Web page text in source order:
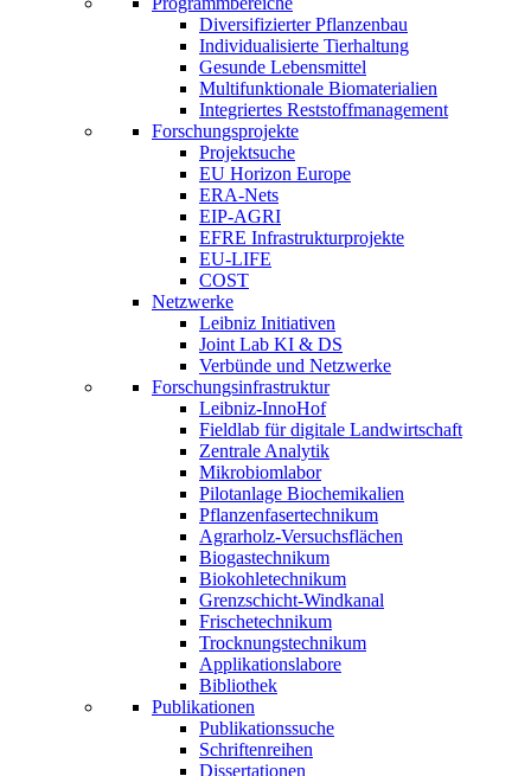
Diversifizierter Pflanzenbau
Individualisierte Tierhaltung
Gesunde Lebensmittel
Multifunktionale Biomaterialien
Integriertes Reststoffmanagement
Forschungsprojekte
Projektsuche
EU Horizon Europe
ERA-Nets
EIP-AGRI
EFRE Infrastrukturprojekte
EU-LIFE
COST
Netzwerke
Leibniz Initiativen
Joint Lab KI & DS
Verbünde und Netzwerke
Forschungsinfrastruktur
Leibniz-InnoHof
Fieldlab für digitale Landwirtschaft
Zentrale Analytik
Mikrobiomlabor
Pilotanlage Biochemikalien
Pflanzenfasertechnikum
Agrarholz-Versuchsflächen
Biogastechnikum
Biokohletechnikum
Grenzschicht-Windkanal
Frischetechnikum
Trocknungstechnikum
Applikationslabore
Bibliothek
Publikationen
Publikationssuche
Schriftenreihen
Dissertationen